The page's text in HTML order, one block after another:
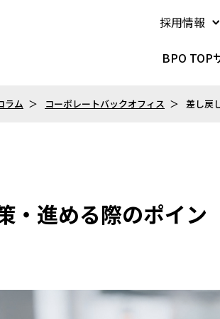
採用情報
BPO TOP
ラム コーポレートバックオフィス 差し戻
・進める際のポイン